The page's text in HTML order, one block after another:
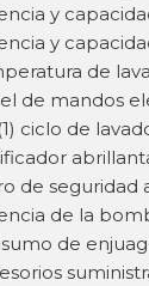
y
y
de
de mandos
ciclo de
de seguridad
de la
de